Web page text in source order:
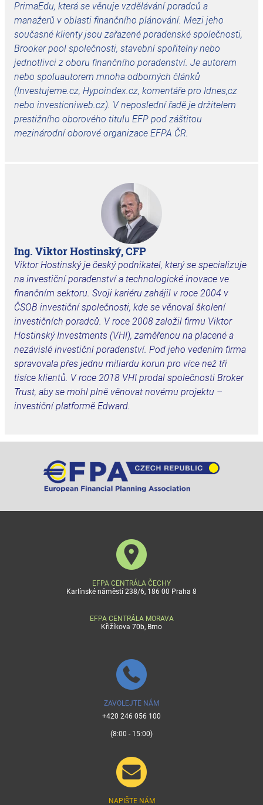
PrimaEdu, která se věnuje vzdělávání poradců a
manažerů v oblasti finančního plánování. Mezi jeho
současné klienty jsou zařazené poradenské společnosti,
Brooker pool společnosti, stavební spořitelny nebo
jednotlivci z oboru finančního poradenství. Je autorem
nebo spoluautorem mnoha odborných článků
(Investujeme.cz, Hypoindex.cz, komentáře pro Idnes,cz
nebo investicniweb.cz). V neposlední řadě je držitelem
prestižního oborového titulu EFP pod záštitou
mezinárodní oborové organizace EFPA ČR.
Ing. Viktor Hostinský, CFP
Viktor Hostinský je český podnikatel, který se specializuje
na investiční poradenství a technologické inovace ve
finančním sektoru. Svoji kariéru zahájil v roce 2004 v
ČSOB investiční společnosti, kde se věnoval školení
investičních poradců. V roce 2008 založil firmu Viktor
Hostinský Investments (VHI), zaměřenou na placené a
nezávislé investiční poradenství. Pod jeho vedením firma
spravovala přes jednu miliardu korun pro více než tři
tisíce klientů. V roce 2018 VHI prodal společnosti Broker
Trust, aby se mohl plně věnovat novému projektu –
investiční platformě Edward.
EFPA CENTRÁLA ČECHY
Karlínské náměstí 238/6, 186 00 Praha 8
EFPA CENTRÁLA MORAVA
Křižíkova 70b, Brno
ZAVOLEJTE NÁM
+420 246 056 100
(8:00 - 15:00)
NAPIŠTE NÁM